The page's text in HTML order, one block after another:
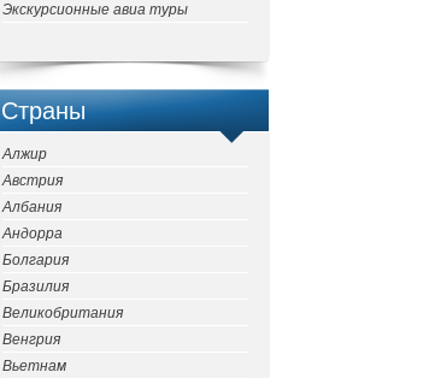
Экскурсионные авиа туры
Страны
Алжир
Австрия
Албания
Андорра
Болгария
Бразилия
Великобритания
Венгрия
Вьетнам